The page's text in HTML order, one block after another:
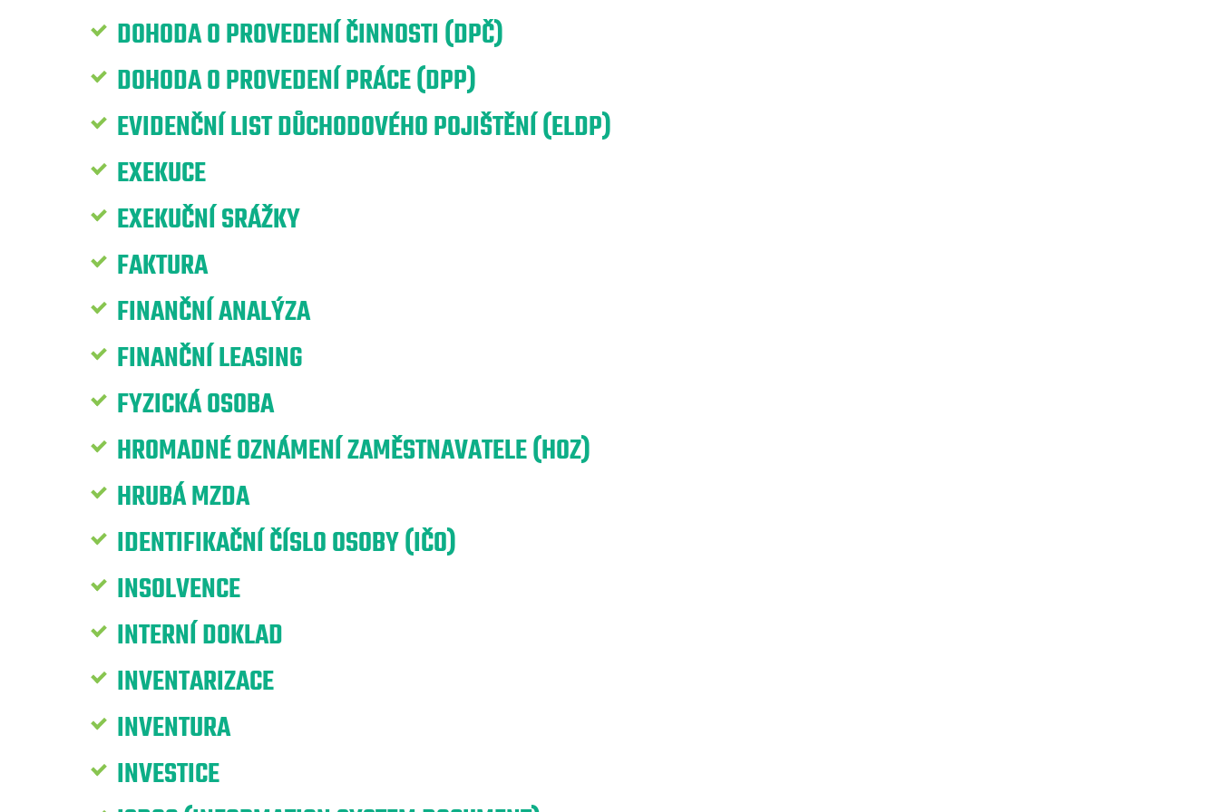
DOHODA O PROVEDENÍ ČINNOSTI (DPČ)
DOHODA O PROVEDENÍ PRÁCE (DPP)
EVIDENČNÍ LIST DŮCHODOVÉHO POJIŠTĚNÍ (ELDP)
EXEKUCE
EXEKUČNÍ SRÁŽKY
FAKTURA
FINANČNÍ ANALÝZA
FINANČNÍ LEASING
FYZICKÁ OSOBA
HROMADNÉ OZNÁMENÍ ZAMĚSTNAVATELE (HOZ)
HRUBÁ MZDA
IDENTIFIKAČNÍ ČÍSLO OSOBY (IČO)
INSOLVENCE
INTERNÍ DOKLAD
INVENTARIZACE
INVENTURA
INVESTICE